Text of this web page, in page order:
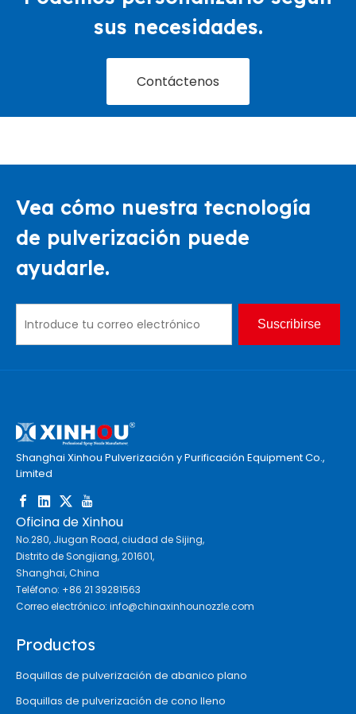
sus necesidades.
Contáctenos
Vea cómo nuestra tecnología
de pulverización puede
ayudarle.
Suscribirse
Shanghai Xinhou Pulverización y Purificación Equipment Co.,
Limited
Oficina de Xinhou
No.280, Jiugan Road, ciudad de Sijing,
Distrito de Songjiang, 201601,
Shanghai, China
Teléfono: +86 21 39281563
Correo electrónico: info@chinaxinhounozzle.com
Productos
Boquillas de pulverización de abanico plano
Boquillas de pulverización de cono lleno